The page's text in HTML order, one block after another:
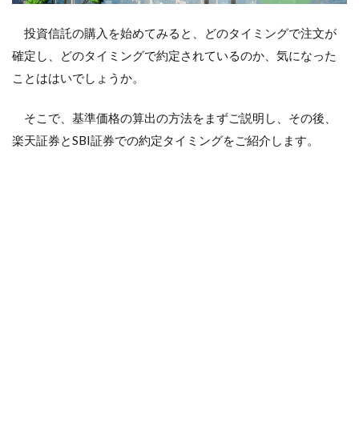
投資信託の購入を始めてみると、どのタイミングで注文が
確定し、どのタイミングで約定されているのか、気になった
ことははいでしょうか。
そこで、基準価格の算出の方法をまずご説明し、その後、
楽天証券とSBI証券での約定タイミングをご紹介します。